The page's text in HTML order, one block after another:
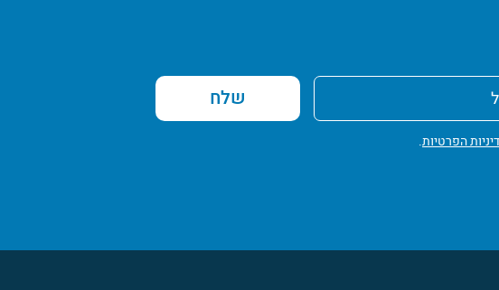
שלח
הפרטיות.